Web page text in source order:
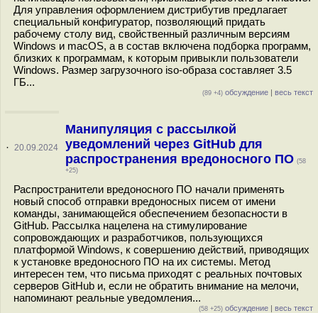
Для управления оформлением дистрибутив предлагает
специальный конфигуратор, позволяющий придать
рабочему столу вид, свойственный различным версиям
Windows и macOS, а в состав включена подборка программ,
близких к программам, к которым привыкли пользователи
Windows. Размер загрузочного iso-образа составляет 3.5
ГБ...
(89 +4) обсуждение | весь текст
· 20.09.2024
Манипуляция с рассылкой
уведомлений через GitHub для
распространения вредоносного ПО (58
+25)
Распространители вредоносного ПО начали применять
новый способ отправки вредоносных писем от имени
команды, занимающейся обеспечением безопасности в
GitHub. Рассылка нацелена на стимулирование
сопровождающих и разработчиков, пользующихся
платформой Windows, к совершению действий, приводящих
к установке вредоносного ПО на их системы. Метод
интересен тем, что письма приходят с реальных почтовых
серверов GitHub и, если не обратить внимание на мелочи,
напоминают реальные уведомления...
(58 +25) обсуждение | весь текст